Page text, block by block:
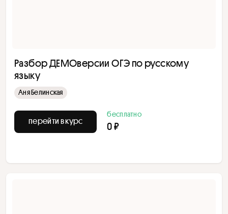
Разбор ДЕМОверсии ОГЭ по русскому
языку
Аня Белинская
перейти в курс
бесплатно
0 ₽